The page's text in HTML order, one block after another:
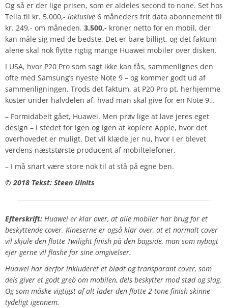
Og så er der lige prisen, som er aldeles second to none. Set hos
Telia til kr. 5.000,- inklusive 6 måneders frit data abonnement til
kr. 249,- om måneden. 3.500,- kroner netto for en mobil, der
kan måle sig med de bedste. Det er bare billigt, og det faktum
alene skal nok flytte rigtig mange Huawei mobiler over disken.
I USA, hvor P20 Pro som sagt ikke kan fås, sammenlignes den
ofte med Samsung’s nyeste Note 9 – og kommer godt ud af
sammenligningen. Trods det faktum, at P20 Pro pt. herhjemme
koster under halvdelen af, hvad man skal give for en Note 9…
– Formidabelt gået, Huawei. Men prøv lige at lave jeres eget
design – i stedet for igen og igen at kopiere Apple, hvor det
overhovedet er muligt. Det vil klæde jer nu, hvor I er blevet
verdens næststørste producent af mobiltelefoner.
– I må snart være store nok til at stå på egne ben.
© 2018 Tekst: Steen Ulnits
Efterskrift: Huawei er klar over, at alle mobiler har brug for et
beskyttende cover. Kineserne er også klar over, at et normalt cover
vil skjule den flotte Twilight finish på den bagside, man som nybagt
ejer gerne vil flashe for sine omgivelser.
Huawei har derfor inkluderet et blødt og transparant cover, som
dels giver et godt greb om mobilen, dels beskytter mod stød og slag.
Og som måske vigtigst af alt lader den flotte 2-tone finish skinne
tydeligt igennem.